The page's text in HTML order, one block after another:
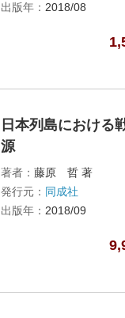
出版年： 2018/08
日本列島における
源
著者： 藤原 哲 著
発行元： 同成社
出版年： 2018/09